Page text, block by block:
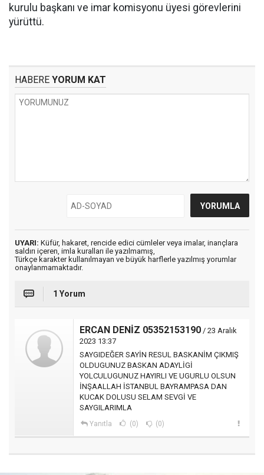
kurulu başkanı ve imar komisyonu üyesi görevlerini
yürüttü.
HABERE YORUM KAT
UYARI: Küfür, hakaret, rencide edici cümleler veya imalar, inançlara
saldırı içeren, imla kuralları ile yazılmamış,
Türkçe karakter kullanılmayan ve büyük harflerle yazılmış yorumlar
onaylanmamaktadır.
1 Yorum
ERCAN DENİZ 05352153190 / 23 Aralık
2023 13:37
SAYGIDEĞER SAYİN RESUL BASKANİM ÇIKMIŞ
OLDUGUNUZ BASKAN ADAYLİGİ
YOLCULUGUNUZ HAYIRLI VE UGURLU OLSUN
İNŞAALLAH İSTANBUL BAYRAMPASA DAN
KUCAK DOLUSU SELAM SEVGİ VE
SAYGILARIMLA
Yanıtla (0) (0)